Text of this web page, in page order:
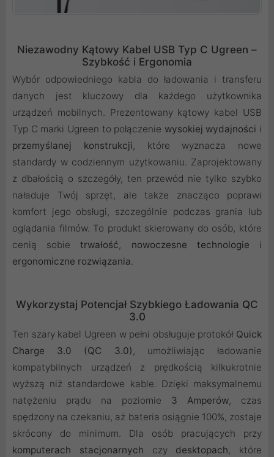
Niezawodny Kątowy Kabel USB Typ C Ugreen –
Szybkość i Ergonomia
Wybór odpowiedniego kabla do ładowania i transferu
danych jest kluczowy dla każdego użytkownika
urządzeń mobilnych. Prezentowany kątowy kabel USB
Typ C marki Ugreen to połączenie wysokiej wydajności i
przemyślanej konstrukcji, które wyznacza nowe
standardy w codziennym użytkowaniu. Zaprojektowany
z dbałością o szczegóły, ten przewód nie tylko szybko
naładuje Twój sprzęt, ale także znacząco poprawi
komfort jego obsługi, szczególnie podczas grania lub
oglądania filmów. To produkt skierowany do osób, które
cenią sobietrwałość, nowoczesne technologie i
ergonomiczne rozwiązania.
Wykorzystaj Potencjał Szybkiego Ładowania QC
3.0
Ten szary kabel Ugreen w pełni obsługuje protokół Quick
Charge 3.0 (QC 3.0), umożliwiając ładowanie
kompatybilnych urządzeń z prędkością kilkukrotnie
wyższą niż standardowe kable. Dzięki maksymalnemu
natężeniu prądu na poziomie 3 Amperów, czas
spędzony na czekaniu, aż bateria osiągnie 100%, zostaje
skrócony do minimum. Dla osób pracujących przy
komputerach stacjonarnych czy desktopach, które